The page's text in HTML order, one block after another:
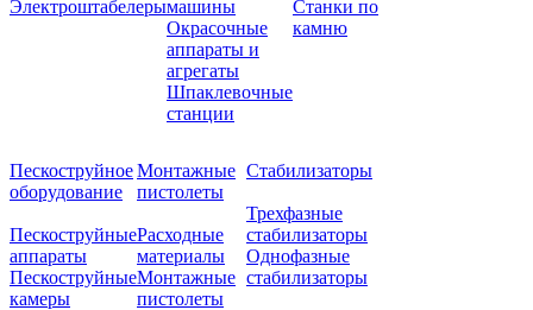
Электроштабелерымашины
Окрасочные
аппараты и
агрегаты
Шпаклевочные
станции
Станки по
камню
Пескоструйное
оборудование
Пескоструйные
аппараты
Пескоструйные
камеры
Монтажные
пистолеты
Расходные
материалы
Монтажные
пистолеты
Стабилизаторы
Трехфазные
стабилизаторы
Однофазные
стабилизаторы